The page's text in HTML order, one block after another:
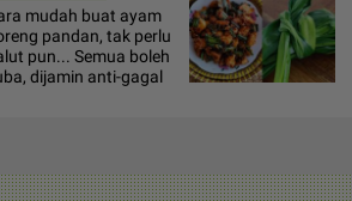
mudah buat ayam
pandan, tak perlu
pun... Semua boleh
dijamin anti-gagal